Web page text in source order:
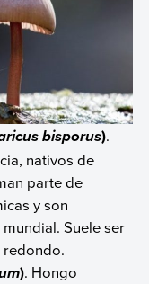
bisporus).
nativos de
parte de
y son
Suele ser
). Hongo